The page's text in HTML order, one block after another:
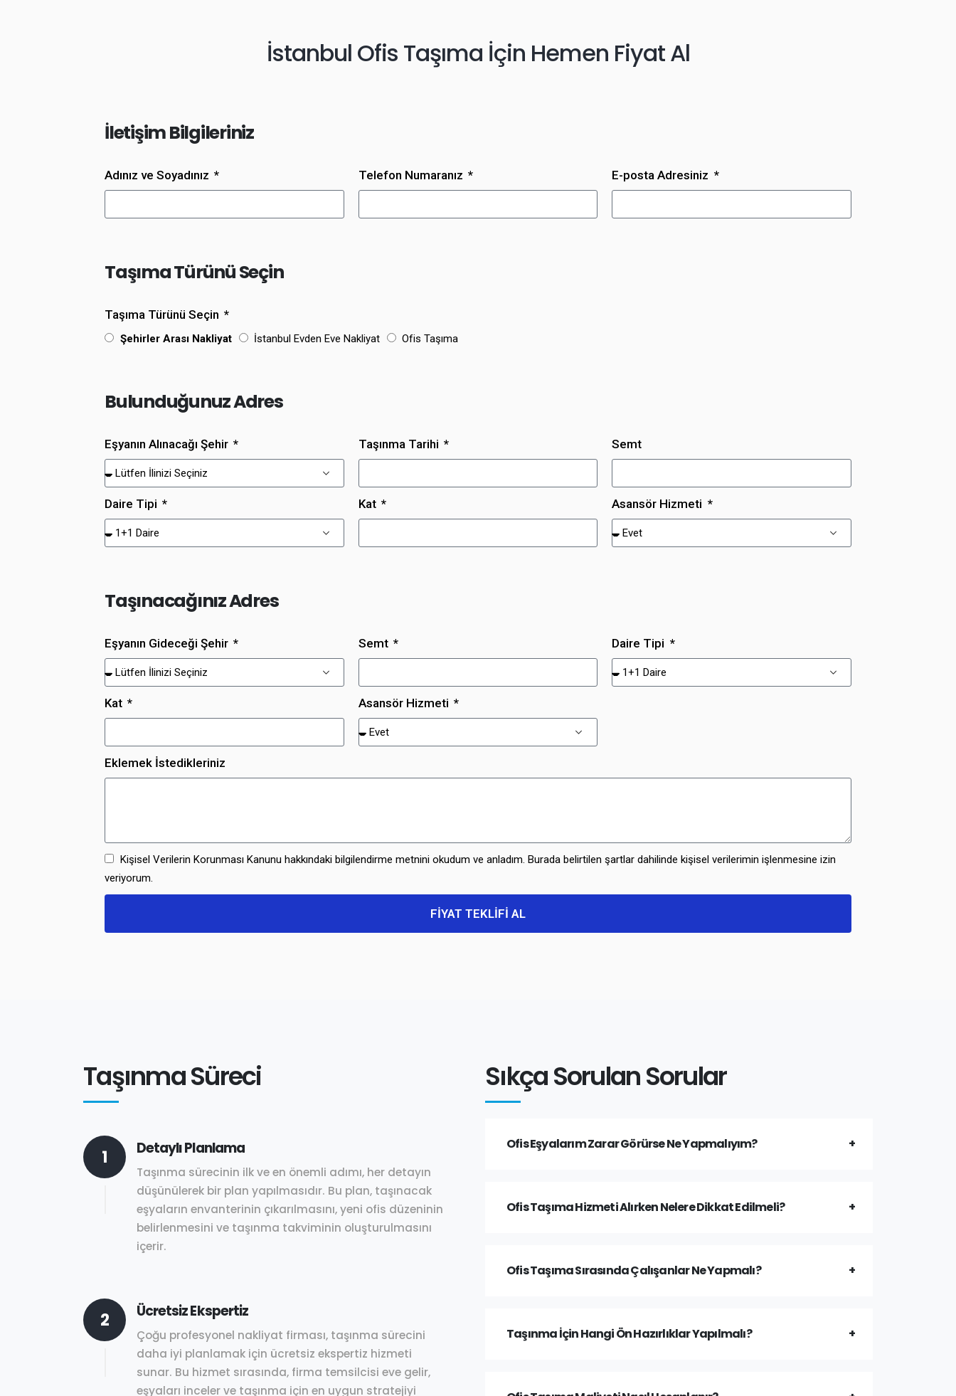
İstanbul Ofis Taşıma İçin Hemen Fiyat Al
İletişim Bilgileriniz
Adınız ve Soyadınız Telefon Numaranız E-posta Adresiniz
Taşıma Türünü Seçin
Taşıma Türünü Seçin
Şehirler Arası Nakliyat İstanbul Evden Eve Nakliyat Ofis Taşıma
Bulunduğunuz Adres
Eşyanın Alınacağı Şehir Taşınma Tarihi Semt
Daire Tipi Kat Asansör Hizmeti
Taşınacağınız Adres
Eşyanın Gideceği Şehir Semt Daire Tipi
Kat Asansör Hizmeti
Eklemek İstedikleriniz
Kişisel Verilerin Korunması Kanunu hakkındaki bilgilendirme metnini okudum ve anladım. Burada belirtilen şartlar dahilinde kişisel verilerimin işlenmesine izin
veriyorum.
FİYAT TEKLİFİ AL
Taşınma Süreci
1 Detaylı Planlama
Taşınma sürecinin ilk ve en önemli adımı, her detayın
düşünülerek bir plan yapılmasıdır. Bu plan, taşınacak
eşyaların envanterinin çıkarılmasını, yeni ofis düzeninin
belirlenmesini ve taşınma takviminin oluşturulmasını
içerir.
2 Ücretsiz Ekspertiz
Çoğu profesyonel nakliyat firması, taşınma sürecini
daha iyi planlamak için ücretsiz ekspertiz hizmeti
sunar. Bu hizmet sırasında, firma temsilcisi eve gelir,
eşyaları inceler ve taşınma için en uygun stratejiyi
Sıkça Sorulan Sorular
Ofis Eşyalarım Zarar Görürse Ne Yapmalıyım?
Ofis Taşıma Hizmeti Alırken Nelere Dikkat Edilmeli?
Ofis Taşıma Sırasında Çalışanlar Ne Yapmalı?
Taşınma İçin Hangi Ön Hazırlıklar Yapılmalı?